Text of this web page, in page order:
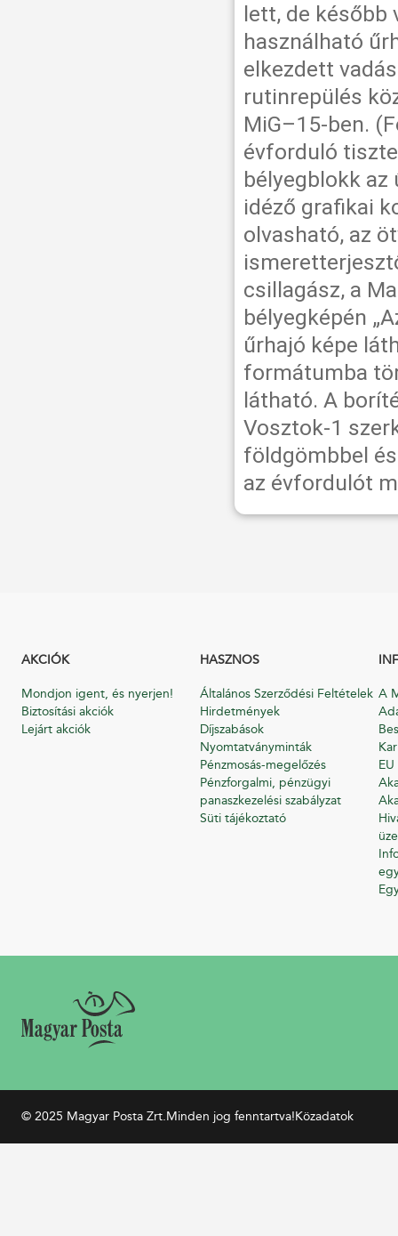
lett, de később
használható
elkezdett
rutinrepülés
MiG–15-ben.
évforduló
bélyegblokk
idéző grafikai
olvasható, az
csillagász, a
bélyegképén
űrhajó képe
formátumba
látható. A
Vosztok-1
földgömbbel
az évfordulót
AKCIÓK
Mondjon igent, és nyerjen!
Biztosítási akciók
Lejárt akciók
HASZNOS
Általános Szerződési Feltételek
Hirdetmények
Díjszabások
Nyomtatványminták
Pénzmosás-megelőzés
Pénzforgalmi, pénzügyi
panaszkezelési szabályzat
Süti tájékoztató
A
© 2025 Magyar Posta Zrt.Minden jog fenntartva!Közadatok